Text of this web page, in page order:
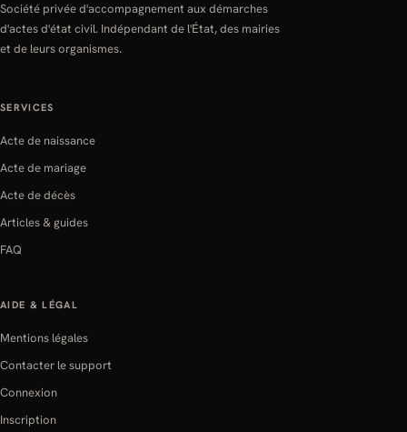
Société privée d'accompagnement aux démarches
d'actes d'état civil. Indépendant de l'État, des mairies
et de leurs organismes.
SERVICES
Acte de naissance
Acte de mariage
Acte de décès
Articles & guides
FAQ
AIDE & LÉGAL
Mentions légales
Contacter le support
Connexion
Inscription